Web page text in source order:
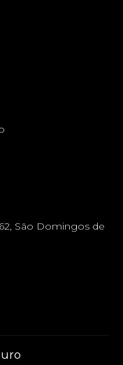
São Domingos de